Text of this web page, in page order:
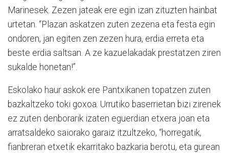
Marinesek. Zezen jateak ere egin izan zituzten hainbat
urtetan. “Plazan askatzen zuten zezena eta festa egin
ondoren, jan egiten zen zezen hura, erdia erreta eta
beste erdia saltsan. A ze kazuelakadak prestatzen ziren
sukalde honetan!”.
Eskolako haur askok ere Pantxikanen topatzen zuten
bazkaltzeko toki goxoa. Urrutiko baserrietan bizi zirenek
ez zuten denborarik izaten eguerdian etxera joan eta
arratsaldeko saiorako garaiz itzultzeko, “horregatik,
fianbreran etxetik ekarritako bazkaria berotu, eta gurean